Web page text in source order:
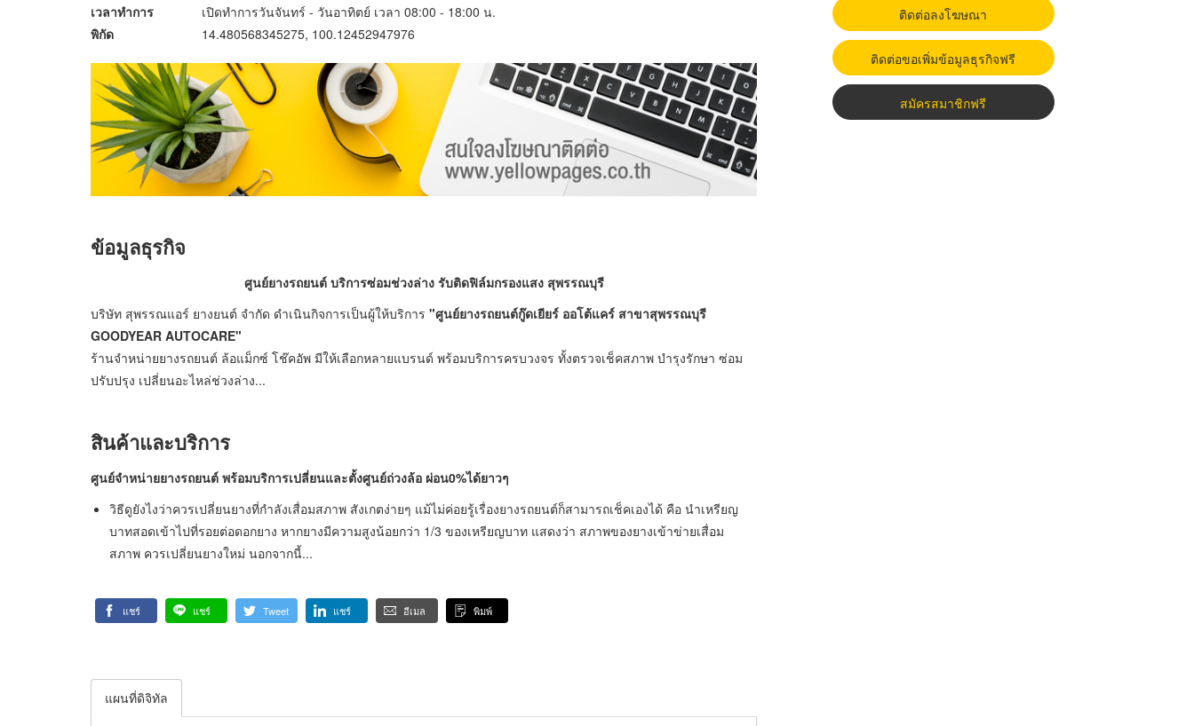
เวลาทำการ
เปิดทำการวันจันทร์ - วันอาทิตย์ เวลา 08:00 - 18:00 น.
พิกัด
14.480568345275, 100.12452947976
ข้อมูลธุรกิจ
ศูนย์ยางรถยนต์ บริการซ่อมช่วงล่าง รับติดฟิล์มกรองแสง สุพรรณบุรี
บริษัท สุพรรณแอร์ ยางยนต์ จำกัด ดำเนินกิจการเป็นผู้ให้บริการ "ศูนย์ยางรถยนต์กู๊ดเยียร์ ออโต้แคร์ สาขาสุพรรณบุรี
GOODYEAR AUTOCARE"
ร้านจำหน่ายยางรถยนต์ ล้อแม็กซ์ โช๊คอัพ มีให้เลือกหลายแบรนด์ พร้อมบริการครบวงจร ทั้งตรวจเช็คสภาพ บำรุงรักษา ซ่อม
ปรับปรุง เปลี่ยนอะไหล่ช่วงล่าง...
สินค้าและบริการ
ศูนย์จำหน่ายยางรถยนต์ พร้อมบริการเปลี่ยนและตั้งศูนย์ถ่วงล้อ ผ่อน0%ได้ยาวๆ
วิธีดูยังไงว่าควรเปลี่ยนยางที่กำลังเสื่อมสภาพ สังเกตง่ายๆ แม้ไม่ค่อยรู้เรื่องยางรถยนต์ก็สามารถเช็คเองได้ คือ นำเหรียญ
บาทสอดเข้าไปที่รอยต่อดอกยาง หากยางมีความสูงน้อยกว่า 1/3 ของเหรียญบาท แสดงว่า สภาพของยางเข้าข่ายเสื่อม
สภาพ ควรเปลี่ยนยางใหม่ นอกจากนี้...
แชร์ แชร์ Tweet แชร์ อีเมล พิมพ์
แผนที่ดิจิทัล
ติดต่อลงโฆษณา
ติดต่อขอเพิ่มข้อมูลธุรกิจฟรี
สมัครสมาชิกฟรี